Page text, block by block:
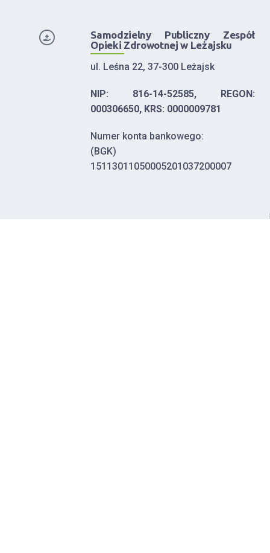
Samodzielny Publiczny Zespół
Opieki Zdrowotnej w Leżajsku
ul. Leśna 22, 37-300 Leżajsk
NIP: 816-14-52585, REGON:
000306650, KRS: 0000009781
Numer konta bankowego:
(BGK)
15113011050005201037200007